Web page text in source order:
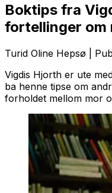
Boktips fra
fortellinger om
Turid Oline Hepsø
Vigdis Hjorth er ute
ba henne tipse om
forholdet mellom mor